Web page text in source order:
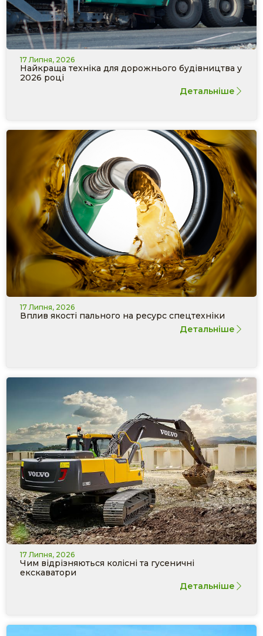
17 Липня, 2026
Найкраща техніка для дорожнього будівництва у
2026 році
Детальніше
17 Липня, 2026
Вплив якості пального на ресурс спецтехніки
Детальніше
17 Липня, 2026
Чим відрізняються колісні та гусеничні
екскаватори
Детальніше